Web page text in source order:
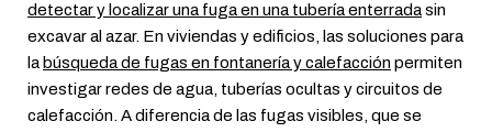
detectar y localizar una fuga en una tubería enterradasin
excavar al azar. En viviendas y edificios, las soluciones para
labúsqueda de fugas en fontanería y calefacción permiten
investigar redes de agua, tuberías ocultas y circuitos de
calefacción. A diferencia de las fugas visibles, que se